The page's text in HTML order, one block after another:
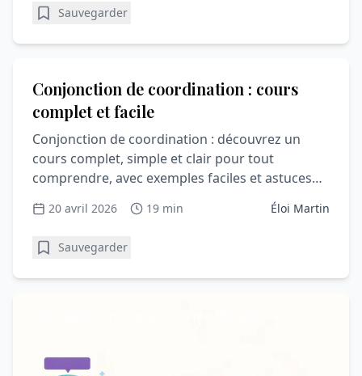
Sauvegarder
Les fautes d'orthographe les plus fréquentes
Conjonction de coordination : cours
complet et facile
Conjonction de coordination : découvrez un
cours complet, simple et clair pour tout
comprendre, avec exemples faciles et astuces
20 avril 2026 19 min Éloi Martin
Sauvegarder